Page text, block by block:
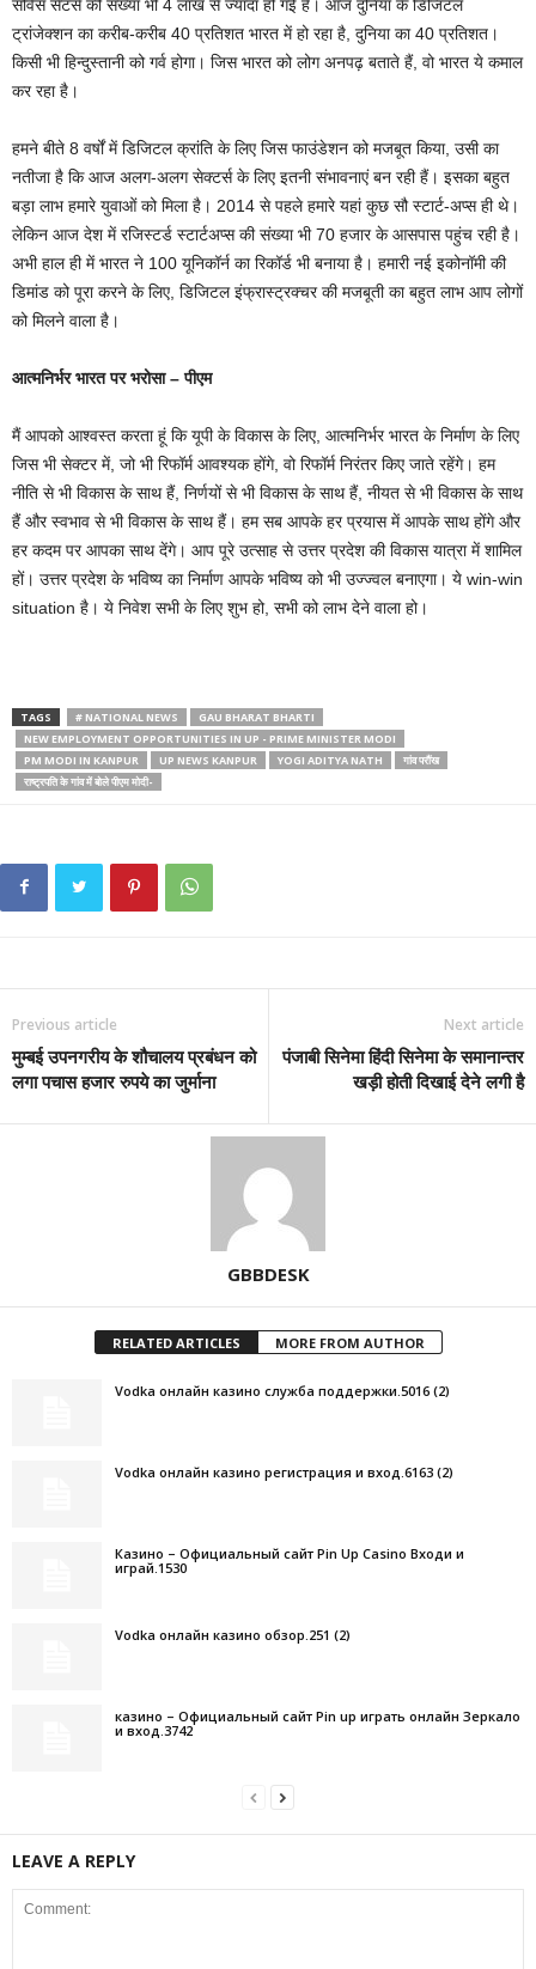
सर्विस सेंटर्स की संख्या भी 4 लाख से ज्यादा हो गई है। आज दुनिया के डिजिटल
ट्रांजेक्शन का करीब-करीब 40 प्रतिशत भारत में हो रहा है, दुनिया का 40 प्रतिशत।
किसी भी हिन्‍दुस्‍तानी को गर्व होगा। जिस भारत को लोग अनपढ़ बताते हैं, वो भारत ये कमाल
कर रहा है।
हमने बीते 8 वर्षों में डिजिटल क्रांति के लिए जिस फाउंडेशन को मजबूत किया, उसी का
नतीजा है कि आज अलग-अलग सेक्टर्स के लिए इतनी संभावनाएं बन रही हैं। इसका बहुत
बड़ा लाभ हमारे युवाओं को मिला है। 2014 से पहले हमारे यहां कुछ सौ स्टार्ट-अप्स ही थे।
लेकिन आज देश में रजिस्टर्ड स्टार्टअप्स की संख्या भी 70 हजार के आसपास पहुंच रही है।
अभी हाल ही में भारत ने 100 यूनिकॉर्न का रिकॉर्ड भी बनाया है। हमारी नई इकोनॉमी की
डिमांड को पूरा करने के लिए, डिजिटल इंफ्रास्ट्रक्चर की मजबूती का बहुत लाभ आप लोगों
को मिलने वाला है।
आत्मनिर्भर भारत पर भरोसा – पीएम
मैं आपको आश्वस्त करता हूं कि यूपी के विकास के लिए, आत्मनिर्भर भारत के निर्माण के लिए
जिस भी सेक्टर में, जो भी रिफॉर्म आवश्यक होंगे, वो रिफॉर्म निरंतर किए जाते रहेंगे। हम
नीति से भी विकास के साथ हैं, निर्णयों से भी विकास के साथ हैं, नीयत से भी विकास के साथ
हैं और स्वभाव से भी विकास के साथ हैं। हम सब आपके हर प्रयास में आपके साथ होंगे और
हर कदम पर आपका साथ देंगे। आप पूरे उत्साह से उत्तर प्रदेश की विकास यात्रा में शामिल
हों। उत्तर प्रदेश के भविष्य का निर्माण आपके भविष्य को भी उज्ज्वल बनाएगा। ये win-win
situation है। ये निवेश सभी के लिए शुभ हो, सभी को लाभ देने वाला हो।
TAGS # NATIONAL NEWS
GAU BHARAT BHARTI
NEW EMPLOYMENT OPPORTUNITIES IN UP - PRIME MINISTER MODI
PM MODI IN KANPUR
UP NEWS KANPUR YOGI ADITYA NATH
गांव परौंख
राष्ट्रपति के गांव में बोले पीएम मोदी-
Previous article
मुम्बई उपनगरीय के शौचालय प्रबंधन को
लगा पचास हजार रुपये का जुर्माना
Next article
पंजाबी सिनेमा हिंदी सिनेमा के समानान्तर
खड़ी होती दिखाई देने लगी है
GBBDESK
RELATED ARTICLES MORE FROM AUTHOR
Vodka онлайн казино служба поддержки.5016 (2)
Vodka онлайн казино регистрация и вход.6163 (2)
Казино – Официальный сайт Pin Up Casino Входи и
играй.1530
Vodka онлайн казино обзор.251 (2)
казино – Официальный сайт Pin up играть онлайн Зеркало
и вход.3742
LEAVE A REPLY